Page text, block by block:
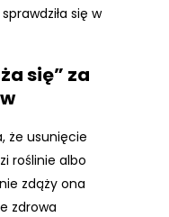
się w
się” za
że usunięcie
roślinie albo
zdąży ona
zdrowa